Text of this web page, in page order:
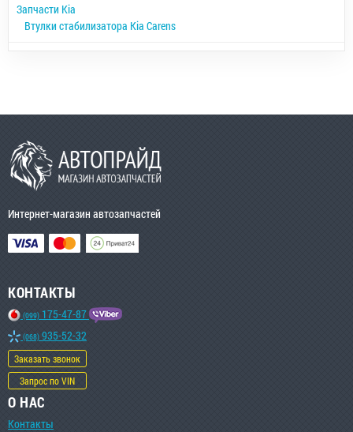
Запчасти Kia
Втулки стабилизатора Kia Carens
Интернет-магазин автозапчастей
КОНТАКТЫ
(099) 175-47-87
(068) 935-52-32
Заказать звонок
Запрос по VIN
О НАС
Контакты